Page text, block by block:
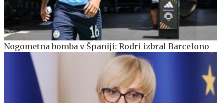
Nogometna bomba v Španiji: Rodri izbral Barcelono